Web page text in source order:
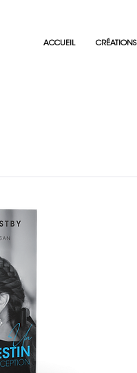
ACCUEIL CRÉATIONS